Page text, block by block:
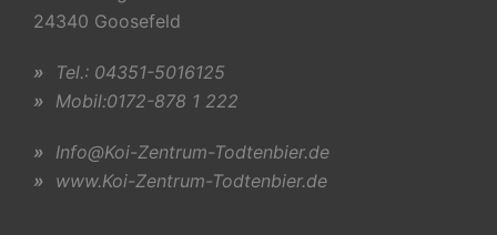
24340 Goosefeld
» Tel.: 04351-5016125
» Mobil:0172-878 1 222
» Info@Koi-Zentrum-Todtenbier.de
» www.Koi-Zentrum-Todtenbier.de